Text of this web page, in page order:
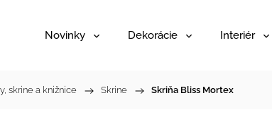
Novinky Dekorácie Interiér
skrine a knižnice / Skrine / Skriňa Bliss Mortex